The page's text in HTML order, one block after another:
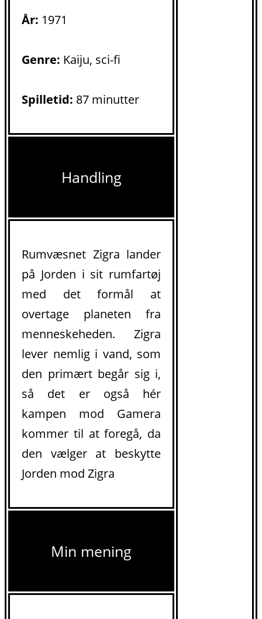
År: 1971
Genre: Kaiju, sci-fi
Spilletid: 87 minutter
Handling
Rumvæsnet Zigra lander
på Jorden i sit rumfartøj
med det formål at
overtage planeten fra
menneskeheden. Zigra
lever nemlig i vand, som
den primært begår sig i,
så det er også hér
kampen mod Gamera
kommer til at foregå, da
den vælger at beskytte
Jorden mod Zigra
Min mening